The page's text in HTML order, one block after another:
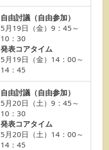
自由討議（自由参加）
5月19日（金）9：45～
10：30
発表コアタイム
5月19日（金）14：00～
14：45
自由討議（自由参加）
5月20日（土）9：45～
10：30
発表コアタイム
5月20日（土）14：00～
14：45